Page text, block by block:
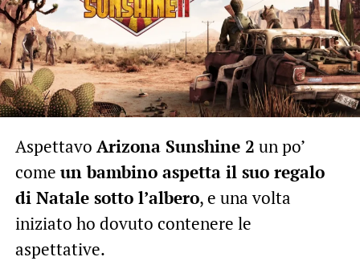
Aspettavo Arizona Sunshine 2 un po’
come un bambino aspetta il suo regalo
di Natale sotto l’albero, e una volta
iniziato ho dovuto contenere le
aspettative.